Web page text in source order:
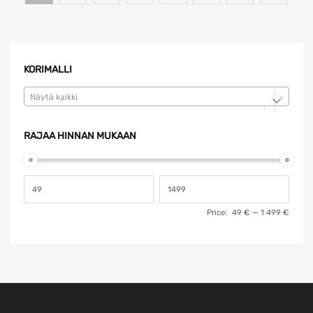
KORIMALLI
Näytä kaikki
RAJAA HINNAN MUKAAN
Price: 49 € — 1 499 €